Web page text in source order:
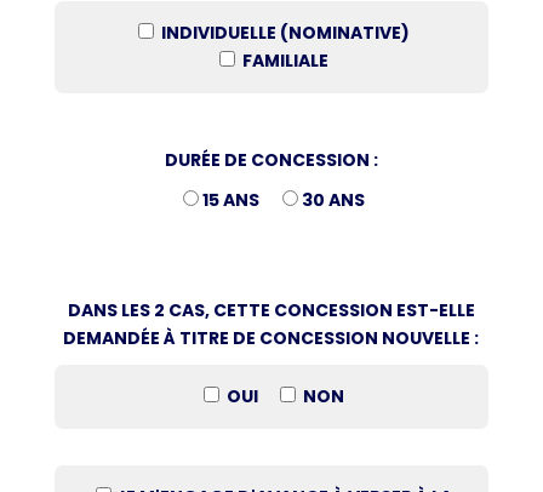
INDIVIDUELLE (NOMINATIVE)
FAMILIALE
DURÉE DE CONCESSION :
15 ANS
30 ANS
DANS LES 2 CAS, CETTE CONCESSION EST-ELLE
DEMANDÉE À TITRE DE CONCESSION NOUVELLE :
OUI NON